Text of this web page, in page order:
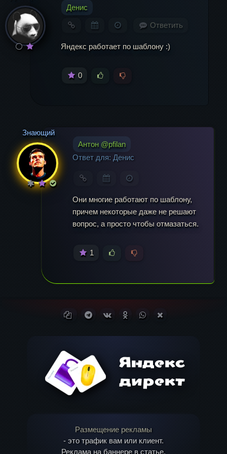
Комментарий
Имя*
Email*
Денис
Ответить
Яндекс работает по шаблону :)
0
Знающий
Антон @pfilan
Ответ для: Денис
Они многие работают по шаблону,
причем некоторые даже не решают
вопрос, а просто чтобы отмазаться.
1
Копировать ссылку
Поделиться в Telegram
Поделиться ВКонтакте
Поделиться в
Размещение рекламы
- это трафик вам или клиент.
Реклама на баннере в статье.